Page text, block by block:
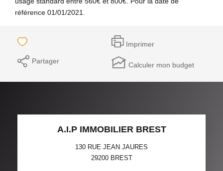
référence 01/01/2021.
Imprimer
Partager Calculer mon budget
A.I.P IMMOBILIER BREST
130 RUE JEAN JAURES
29200 BREST